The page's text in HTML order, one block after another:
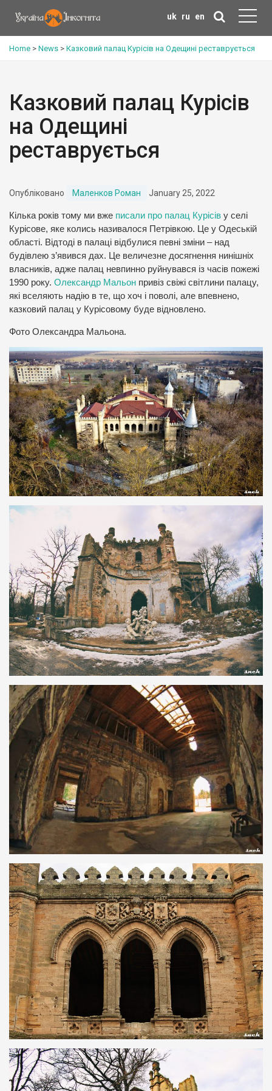
uk ru en
Home > News > Казковий палац Курісів на Одещині реставрується
Казковий палац Курісів
на Одещині
реставрується
Опубліковано Маленков Роман January 25, 2022
Кілька років тому ми вже писали про палац Курісів у селі
Курісове, яке колись називалося Петрівкою. Це у Одеській
області. Відтоді в палаці відбулися певні зміни – над
будівлею з’явився дах. Це величезне досягнення нинішніх
власників, адже палац невпинно руйнувався із часів пожежі
1990 року. Олександр Мальон привіз свіжі світлини палацу,
які вселяють надію в те, що хоч і поволі, але впевнено,
казковий палац у Курісовому буде відновлено.
Фото Олександра Мальона.